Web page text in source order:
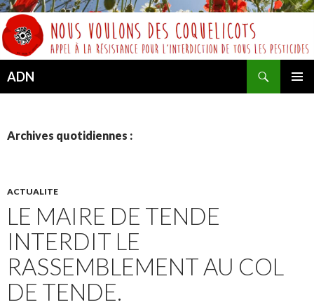
ADN
Archives quotidiennes :
ACTUALITE
LE MAIRE DE TENDE
INTERDIT LE
RASSEMBLEMENT AU COL
DE TENDE.